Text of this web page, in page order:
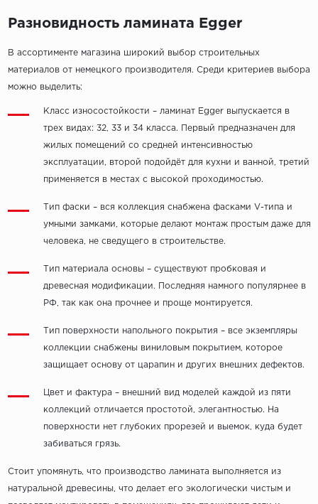
Разновидность ламината Egger
В ассортименте магазина широкий выбор строительных
материалов от немецкого производителя. Среди критериев выбора
можно выделить:
Класс износостойкости – ламинат Egger выпускается в
трех видах: 32, 33 и 34 класса. Первый предназначен для
жилых помещений со средней интенсивностью
эксплуатации, второй подойдёт для кухни и ванной, третий
применяется в местах с высокой проходимостью.
Тип фаски – вся коллекция снабжена фасками V-типа и
умными замками, которые делают монтаж простым даже для
человека, не сведущего в строительстве.
Тип материала основы – существуют пробковая и
древесная модификации. Последняя намного популярнее в
РФ, так как она прочнее и проще монтируется.
Тип поверхности напольного покрытия – все экземпляры
коллекции снабжены виниловым покрытием, которое
защищает основу от царапин и других внешних дефектов.
Цвет и фактура – внешний вид моделей каждой из пяти
коллекций отличается простотой, элегантностью. На
поверхности нет глубоких прорезей и выемок, куда будет
забиваться грязь.
Стоит упомянуть, что производство ламината выполняется из
натуральной древесины, что делает его экологически чистым и